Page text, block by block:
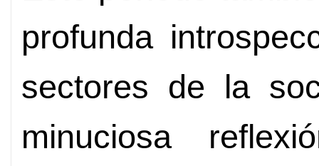
profunda
sectores de la
minuciosa